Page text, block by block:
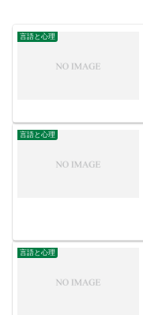
言語と心理
言語と心理
言語と心理